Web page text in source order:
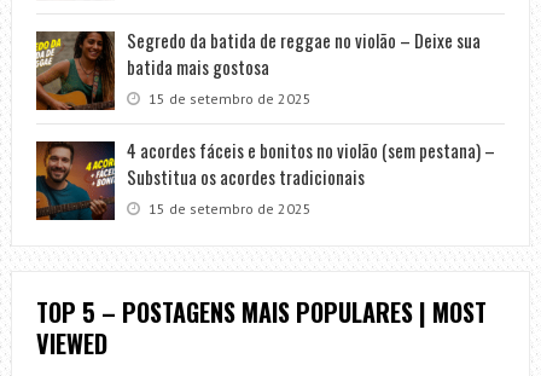
Segredo da batida de reggae no violão – Deixe sua
batida mais gostosa
15 de setembro de 2025
4 acordes fáceis e bonitos no violão (sem pestana) –
Substitua os acordes tradicionais
15 de setembro de 2025
TOP 5 – POSTAGENS MAIS POPULARES | MOST
VIEWED